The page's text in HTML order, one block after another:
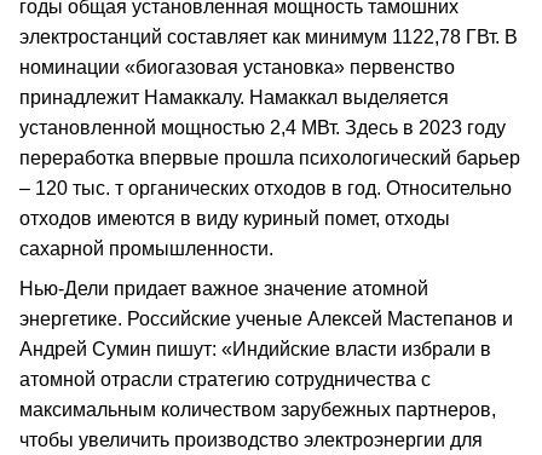
годы общая установленная мощность тамошних
электростанций составляет как минимум 1122,78 ГВт. В
номинации «биогазовая установка» первенство
принадлежит Намаккалу. Намаккал выделяется
установленной мощностью 2,4 МВт. Здесь в 2023 году
переработка впервые прошла психологический барьер
– 120 тыс. т органических отходов в год. Относительно
отходов имеются в виду куриный помет, отходы
сахарной промышленности.
Нью-Дели придает важное значение атомной
энергетике. Российские ученые Алексей Мастепанов и
Андрей Сумин пишут: «Индийские власти избрали в
атомной отрасли стратегию сотрудничества с
максимальным количеством зарубежных партнеров,
чтобы увеличить производство электроэнергии для